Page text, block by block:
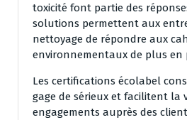
toxicité font partie des
solutions permettent aux
nettoyage de répondre aux
environnementaux de plus en
Les certifications écolabel
gage de sérieux et facilitent la
engagements auprès des